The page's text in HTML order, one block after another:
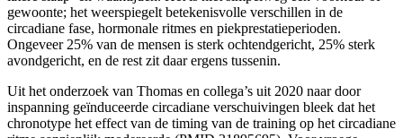
gewoonte; het weerspiegelt betekenisvolle verschillen in de
circadiane fase, hormonale ritmes en piekprestatieperioden.
Ongeveer 25% van de mensen is sterk ochtendgericht, 25% sterk
avondgericht, en de rest zit daar ergens tussenin.
Uit het onderzoek van Thomas en collega’s uit 2020 naar door
inspanning geïnduceerde circadiane verschuivingen bleek dat het
chronotype het effect van de timing van de training op het circadiane